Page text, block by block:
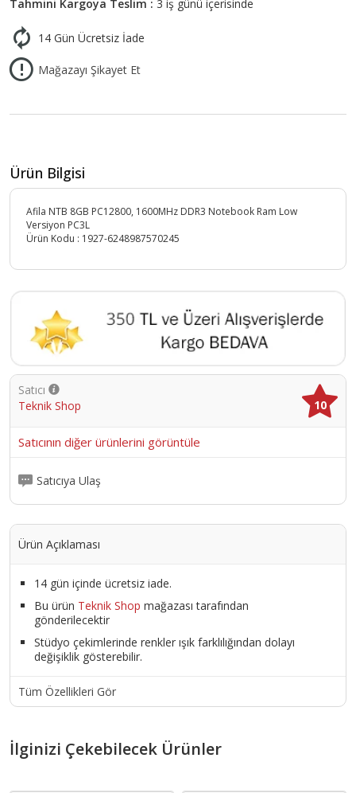
Tahmini Kargoya Teslim : 3 iş günü içerisinde
14 Gün Ücretsiz İade
Mağazayı Şikayet Et
Ürün Bilgisi
Afila NTB 8GB PC12800, 1600MHz DDR3 Notebook Ram Low
Versiyon PC3L
Ürün Kodu : 1927-6248987570245
Satıcı
Teknik Shop
10
Satıcının diğer ürünlerini görüntüle
Satıcıya Ulaş
Ürün Açıklaması
14 gün içinde ücretsiz iade.
Bu ürün Teknik Shop mağazası tarafından
gönderilecektir
Stüdyo çekimlerinde renkler ışık farklılığından dolayı
değişiklik gösterebilir.
Tüm Özellikleri Gör
İlginizi Çekebilecek Ürünler